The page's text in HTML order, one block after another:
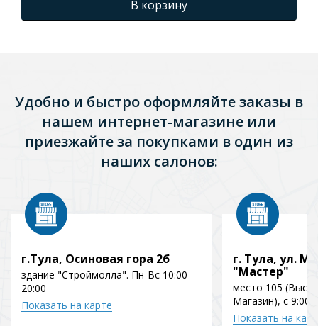
В корзину
Удобно и быстро оформляйте заказы в
нашем интернет-магазине или
приезжайте за покупками в один из
наших салонов:
г.Тула, Осиновая гора 2б
здание "Строймолла". Пн-Вс 10:00–
20:00
Показать на карте
г. Тула, ул.
"Мастер"
место 105
Магазин), с 9:00
Показать на